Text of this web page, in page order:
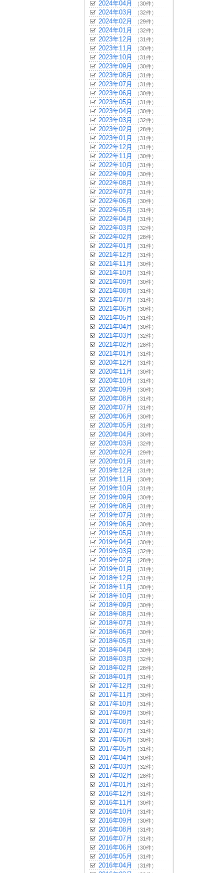
2024年04月 （30件）
2024年03月 （32件）
2024年02月 （29件）
2024年01月 （32件）
2023年12月 （31件）
2023年11月 （30件）
2023年10月 （31件）
2023年09月 （30件）
2023年08月 （31件）
2023年07月 （31件）
2023年06月 （30件）
2023年05月 （31件）
2023年04月 （30件）
2023年03月 （32件）
2023年02月 （28件）
2023年01月 （31件）
2022年12月 （31件）
2022年11月 （30件）
2022年10月 （31件）
2022年09月 （30件）
2022年08月 （31件）
2022年07月 （31件）
2022年06月 （30件）
2022年05月 （31件）
2022年04月 （31件）
2022年03月 （32件）
2022年02月 （28件）
2022年01月 （31件）
2021年12月 （31件）
2021年11月 （30件）
2021年10月 （31件）
2021年09月 （30件）
2021年08月 （31件）
2021年07月 （31件）
2021年06月 （30件）
2021年05月 （31件）
2021年04月 （30件）
2021年03月 （32件）
2021年02月 （28件）
2021年01月 （31件）
2020年12月 （31件）
2020年11月 （30件）
2020年10月 （31件）
2020年09月 （30件）
2020年08月 （31件）
2020年07月 （31件）
2020年06月 （30件）
2020年05月 （31件）
2020年04月 （30件）
2020年03月 （32件）
2020年02月 （29件）
2020年01月 （31件）
2019年12月 （31件）
2019年11月 （30件）
2019年10月 （31件）
2019年09月 （30件）
2019年08月 （31件）
2019年07月 （31件）
2019年06月 （30件）
2019年05月 （31件）
2019年04月 （30件）
2019年03月 （32件）
2019年02月 （28件）
2019年01月 （31件）
2018年12月 （31件）
2018年11月 （30件）
2018年10月 （31件）
2018年09月 （30件）
2018年08月 （31件）
2018年07月 （31件）
2018年06月 （30件）
2018年05月 （31件）
2018年04月 （30件）
2018年03月 （32件）
2018年02月 （28件）
2018年01月 （31件）
2017年12月 （31件）
2017年11月 （30件）
2017年10月 （31件）
2017年09月 （30件）
2017年08月 （31件）
2017年07月 （31件）
2017年06月 （30件）
2017年05月 （31件）
2017年04月 （30件）
2017年03月 （32件）
2017年02月 （28件）
2017年01月 （31件）
2016年12月 （31件）
2016年11月 （30件）
2016年10月 （31件）
2016年09月 （30件）
2016年08月 （31件）
2016年07月 （31件）
2016年06月 （30件）
2016年05月 （31件）
2016年04月 （31件）